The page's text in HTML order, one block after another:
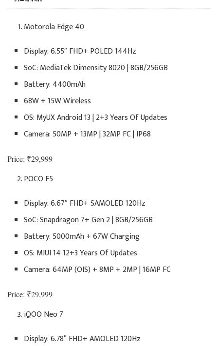
Motorola Edge 40
Display: 6.55″ FHD+ POLED 144Hz
SoC: MediaTek Dimensity 8020 | 8GB/256GB
Battery: 4400mAh
68W + 15W Wireless
OS: MyUX Android 13 | 2+3 Years Of Updates
Camera: 50MP + 13MP | 32MP FC | IP68
Price: ₹29,999
POCO F5
Display: 6.67″ FHD+ SAMOLED 120Hz
SoC: Snapdragon 7+ Gen 2 | 8GB/256GB
Battery: 5000mAh + 67W Charging
OS: MIUI 14 12+3 Years Of Updates
Camera: 64MP (OIS) + 8MP + 2MP | 16MP FC
Price: ₹29,999
iQOO Neo 7
Display: 6.78″ FHD+ AMOLED 120Hz